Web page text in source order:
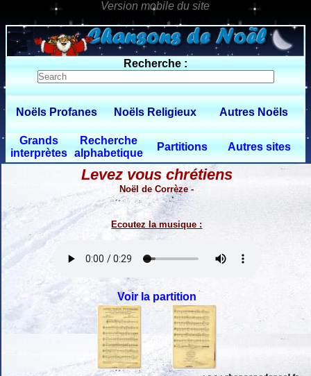
0 $limitbot 1 $limittot 2
Recherche :
Noëls Profanes Noëls Religieux Autres Noëls
Grands
interprètes
Recherche
alphabetique
Partitions Autres sites
Levez vous chrétiens
Noël de Corrèze -
Ecoutez la musique :
Voir la partition